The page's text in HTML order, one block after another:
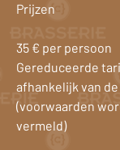
Prijzen
35 € per persoon
Gereduceerde
afhankelijk van
(voorwaarden
vermeld)